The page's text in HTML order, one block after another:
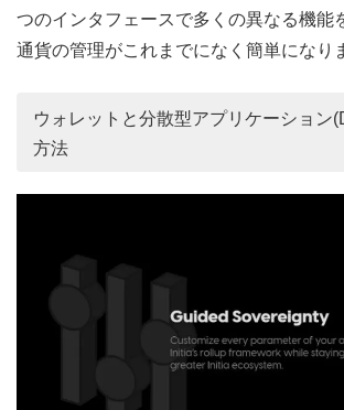
つのインタフェースで多くの異なる機能
通貨の管理がこれまでになく簡単になり
ウォレットと分散型アプリケーション
方法